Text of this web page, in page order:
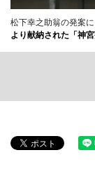
松下幸之助翁の発案
より献納された「神